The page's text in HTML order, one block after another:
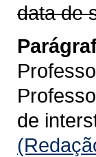
data de
de